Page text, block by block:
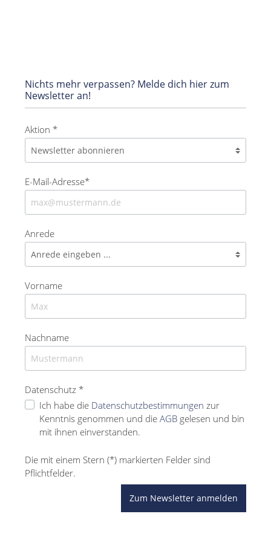
Nichts mehr verpassen? Melde dich hier zum
Newsletter an!
Aktion *
E-Mail-Adresse*
Anrede
Vorname
Nachname
Datenschutz *
Ich habe die Datenschutzbestimmungen zur
Kenntnis genommen und die AGB gelesen und bin
mit ihnen einverstanden.
Die mit einem Stern (*) markierten Felder sind
Pflichtfelder.
Zum Newsletter anmelden